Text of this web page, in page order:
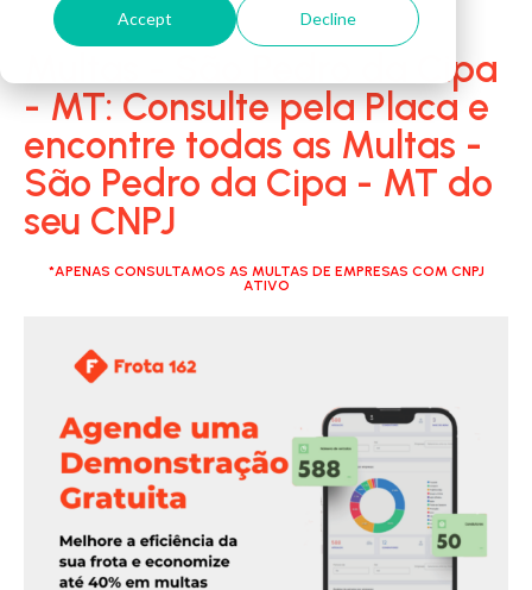
Accept Decline
Multas - São Pedro da Cipa
- MT: Consulte pela Placa e
encontre todas as Multas -
São Pedro da Cipa - MT do
seu CNPJ
*APENAS CONSULTAMOS AS MULTAS DE EMPRESAS COM CNPJ
ATIVO